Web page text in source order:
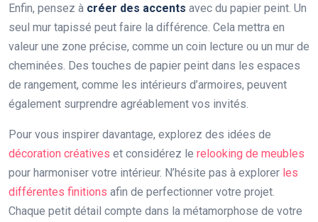
Enfin, pensez à créer des accents avec du papier peint. Un
seul mur tapissé peut faire la différence. Cela mettra en
valeur une zone précise, comme un coin lecture ou un mur de
cheminées. Des touches de papier peint dans les espaces
de rangement, comme les intérieurs d’armoires, peuvent
également surprendre agréablement vos invités.
Pour vous inspirer davantage, explorez des idées de
décoration créatives et considérez le relooking de meubles
pour harmoniser votre intérieur. N’hésite pas à explorer les
différentes finitions afin de perfectionner votre projet.
Chaque petit détail compte dans la métamorphose de votre